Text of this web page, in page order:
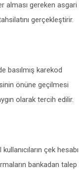
alması gereken asgari
gerçekleştirir.
basılmış karekod
önüne geçilmesi
olarak tercih edilir.
çek hesabı
bankadan talep